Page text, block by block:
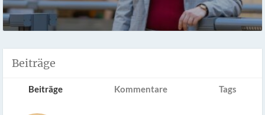
Beiträge
Beiträge Kommentare Tags